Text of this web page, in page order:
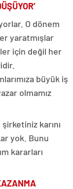
O dönem
yaratmışlar
için değil her
büyük iş
olmamız
karını
yok. Bunu
kararları